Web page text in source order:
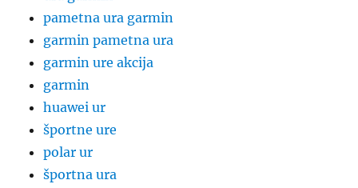
pametna ura garmin
garmin pametna ura
garmin ure akcija
garmin
huawei ur
športne ure
polar ur
športna ura